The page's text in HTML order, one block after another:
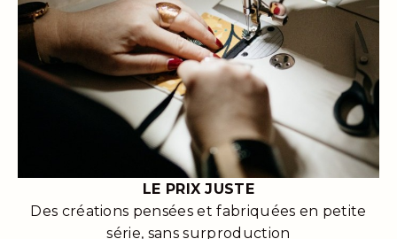
LE PRIX JUSTE
Des créations pensées et fabriquées en petite
série, sans surproduction